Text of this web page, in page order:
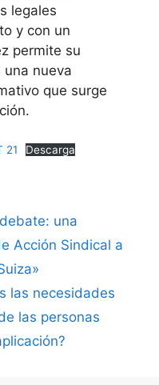
legales
y con un
permite su
nueva
que surge
21 Descarga
una
Acción Sindical a
las necesidades
las personas